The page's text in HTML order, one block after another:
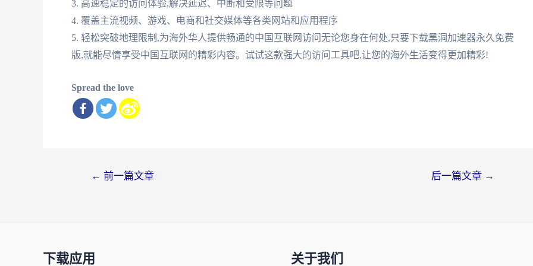
3. 高速稳定的访问体验,解决延迟、中断和受限等问题
4. 覆盖主流视频、游戏、电商和社交媒体等各类网站和应用程序
5. 轻松突破地理限制,为海外华人提供畅通的中国互联网访问无论您身在何处,只要下载黑洞加速器永久免费
版,就能尽情享受中国互联网的精彩内容。试试这款强大的访问工具吧,让您的海外生活变得更加精彩!
Spread the love
← 前一篇文章 后一篇文章 →
下载应用 关于我们